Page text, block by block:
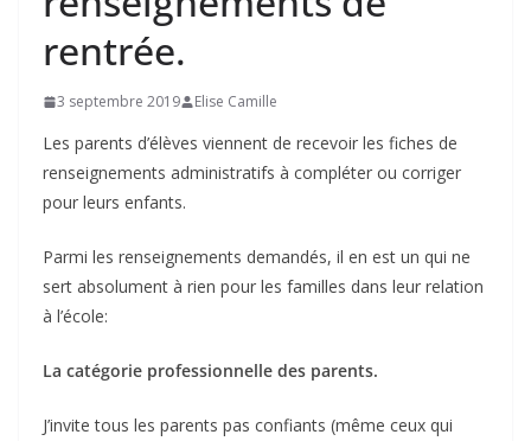
rentrée.
3 septembre 2019 Elise Camille
Les parents d’élèves viennent de recevoir les fiches de
renseignements administratifs à compléter ou corriger
pour leurs enfants.
Parmi les renseignements demandés, il en est un qui ne
sert absolument à rien pour les familles dans leur relation
à l’école:
La catégorie professionnelle des parents.
J’invite tous les parents pas confiants (même ceux qui